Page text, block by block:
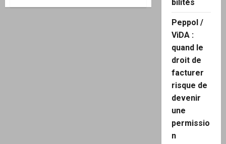
bilités
Peppol /
ViDA :
quand le
droit de
facturer
risque de
devenir
une
permissio
n